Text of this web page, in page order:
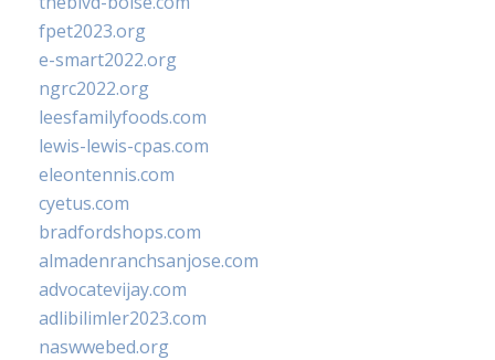
fpet2023.org
e-smart2022.org
ngrc2022.org
leesfamilyfoods.com
lewis-lewis-cpas.com
eleontennis.com
cyetus.com
bradfordshops.com
almadenranchsanjose.com
advocatevijay.com
adlibilimler2023.com
naswwebed.org